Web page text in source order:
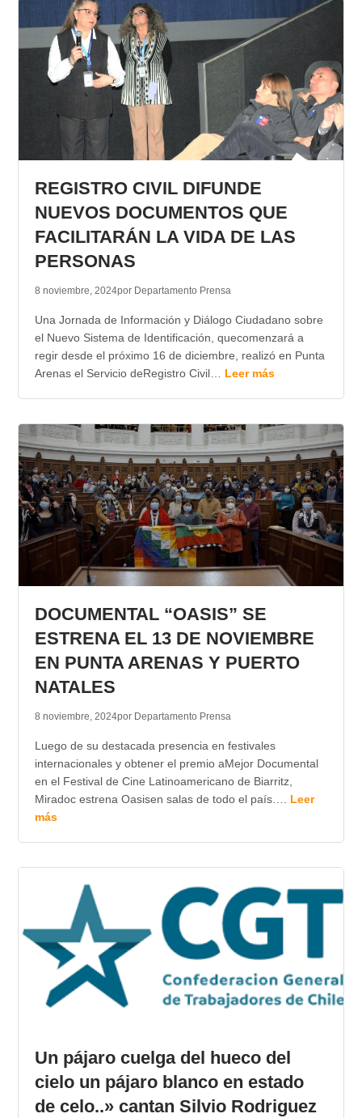
REGISTRO CIVIL DIFUNDE
NUEVOS DOCUMENTOS QUE
FACILITARÁN LA VIDA DE LAS
PERSONAS
8 noviembre, 2024por Departamento Prensa
Una Jornada de Información y Diálogo Ciudadano sobre
el Nuevo Sistema de Identificación, quecomenzará a
regir desde el próximo 16 de diciembre, realizó en Punta
Arenas el Servicio deRegistro Civil… Leer más
DOCUMENTAL “OASIS” SE
ESTRENA EL 13 DE NOVIEMBRE
EN PUNTA ARENAS Y PUERTO
NATALES
8 noviembre, 2024por Departamento Prensa
Luego de su destacada presencia en festivales
internacionales y obtener el premio aMejor Documental
en el Festival de Cine Latinoamericano de Biarritz,
Miradoc estrena Oasisen salas de todo el país…. Leer
más
Un pájaro cuelga del hueco del
cielo un pájaro blanco en estado
de celo..» cantan Silvio Rodriguez